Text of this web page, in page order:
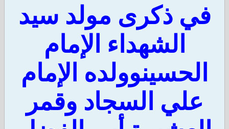
في ذكرى مولد سيد
الشهداء الإمام
الحسينوولده الإمام
علي السجاد وقمر